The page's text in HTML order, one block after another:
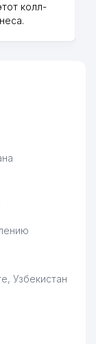
колл-
Узбекистан